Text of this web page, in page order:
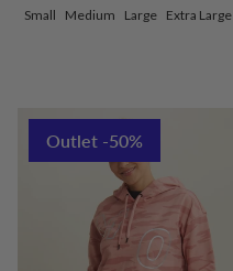
Small Medium Large Extra Large
Outlet -50%